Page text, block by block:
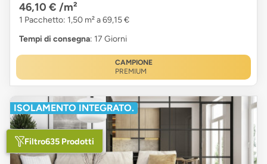
46,10 € /m²
1 Pacchetto: 1,50 m² a 69,15 €
Tempi di consegna: 17 Giorni
CAMPIONE
PREMIUM
ISOLAMENTO INTEGRATO.
Filtro635 Prodotti